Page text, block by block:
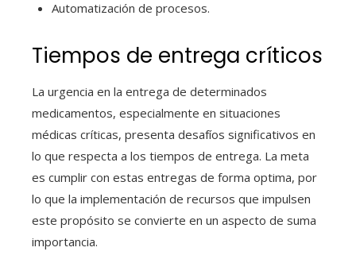
Automatización de procesos.
Tiempos de entrega críticos
La urgencia en la entrega de determinados
medicamentos, especialmente en situaciones
médicas críticas, presenta desafíos significativos en
lo que respecta a los tiempos de entrega. La meta
es cumplir con estas entregas de forma optima, por
lo que la implementación de recursos que impulsen
este propósito se convierte en un aspecto de suma
importancia.